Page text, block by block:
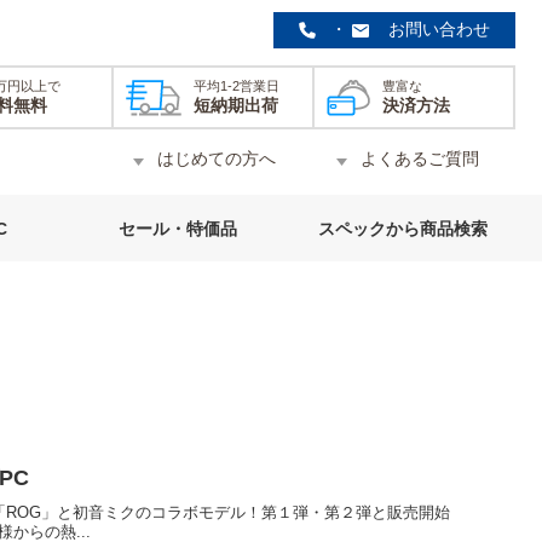
・ お問い合わせ
円以上で
無料
平均1-2営業日
短納期出荷
豊富な
決済方法
はじめての方へ よくあるご質問
セール・特価品 スペックから商品検索
」と初音ミクのコラボモデル！第１弾・第２弾と販売開始
からの熱...